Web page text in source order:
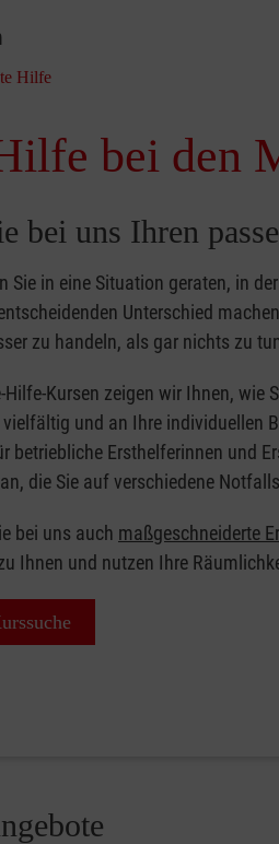
Hilfe
bei den
bei uns Ihren
Sie in eine Situation geraten, in
Unterschied
zu handeln, als gar nichts zu
Hilfe-Kursen zeigen wir Ihnen,
und an Ihre individuellen
betriebliche Ersthelferinnen und
die Sie auf verschiedene
bei uns auch maßgeschneiderte
Ihnen und nutzen Ihre